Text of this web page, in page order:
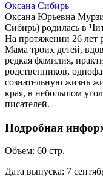
Оксана Сибирь
Оксана Юрьевна
Сибирь) родилась в
На протяжении 26 лет
Мама троих детей,
редкая фамилия,
родственников,
сознательную жизнь
края, в небольшом
писателей.
Подробная
Объем: 60 стр.
Дата выпуска: 7